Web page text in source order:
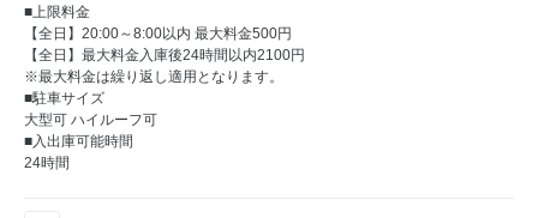
■上限料金
【全日】20:00～8:00以内 最大料金500円
【全日】最大料金入庫後24時間以内2100円
※最大料金は繰り返し適用となります。
■駐車サイズ
大型可 ハイルーフ可
■入出庫可能時間
24時間